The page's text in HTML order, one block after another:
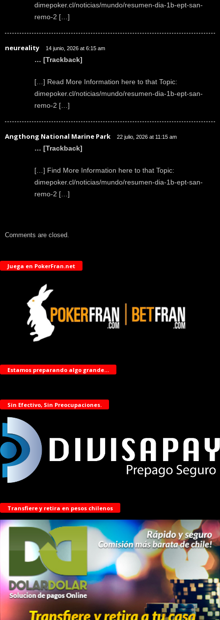
dimepoker.cl/noticias/mundo/resumen-dia-1b-ept-san-
remo-2 […]
neureality 14 junio, 2026 at 6:15 am
… [Trackback]
[…] Read More Information here to that Topic:
dimepoker.cl/noticias/mundo/resumen-dia-1b-ept-san-
remo-2 […]
Angthong National Marine Park 22 julio, 2026 at 11:15 am
… [Trackback]
[…] Find More Information here to that Topic:
dimepoker.cl/noticias/mundo/resumen-dia-1b-ept-san-
remo-2 […]
Comments are closed.
Juega en PokerFran.net
Estamos preparando algo grande…
Sin Efectivo, Sin Preocupaciones.
Transfiere y retira en pesos chilenos